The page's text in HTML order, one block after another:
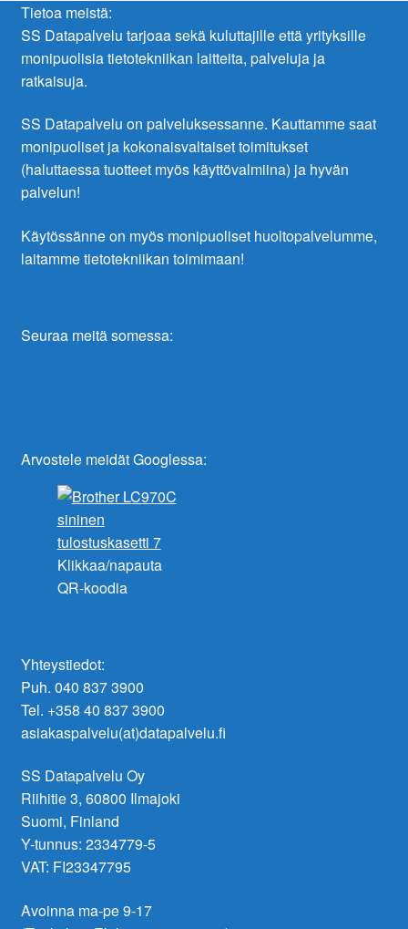
Tietoa meistä:
SS Datapalvelu tarjoaa sekä kuluttajille että yrityksille
monipuolisia tietotekniikan laitteita, palveluja ja
ratkaisuja.
SS Datapalvelu on palveluksessanne. Kauttamme saat
monipuoliset ja kokonaisvaltaiset toimitukset
(haluttaessa tuotteet myös käyttövalmiina) ja hyvän
palvelun!
Käytössänne on myös monipuoliset huoltopalvelumme,
laitamme tietotekniikan toimimaan!
Seuraa meitä somessa:
Arvostele meidät Googlessa:
Klikkaa/napauta
QR-koodia
Yhteystiedot:
Puh. 040 837 3900
Tel. +358 40 837 3900
asiakaspalvelu(at)datapalvelu.fi
SS Datapalvelu Oy
Riihitie 3, 60800 Ilmajoki
Suomi, Finland
Y-tunnus: 2334779-5
VAT: FI23347795
Avoinna ma-pe 9-17